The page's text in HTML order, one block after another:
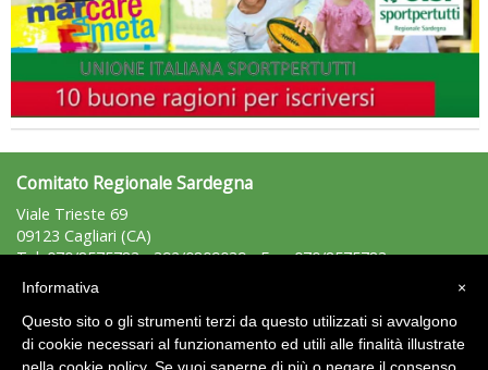
La formazione Uisp rallenta ma prosegue anche in estate
Comitato Regionale Sardegna
Viale Trieste 69
09123 Cagliari (CA)
Tel: 070/8575783 - 392/0809039 - Fax: 070/8575783
e-mail:sardegna@uisp.it
P.IVA: 02430940920
×
Informativa
Questo sito o gli strumenti terzi da questo utilizzati si avvalgono
di cookie necessari al funzionamento ed utili alle finalità illustrate